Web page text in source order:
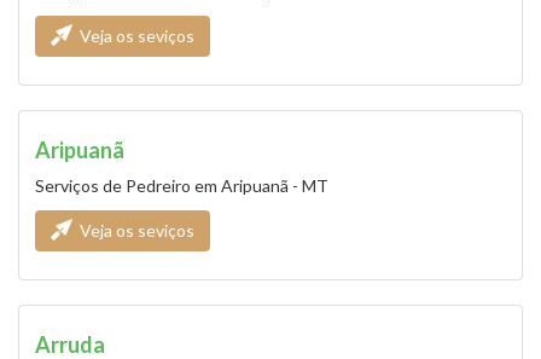
Veja os seviços
Aripuanã
Serviços de Pedreiro em Aripuanã - MT
Veja os seviços
Arruda